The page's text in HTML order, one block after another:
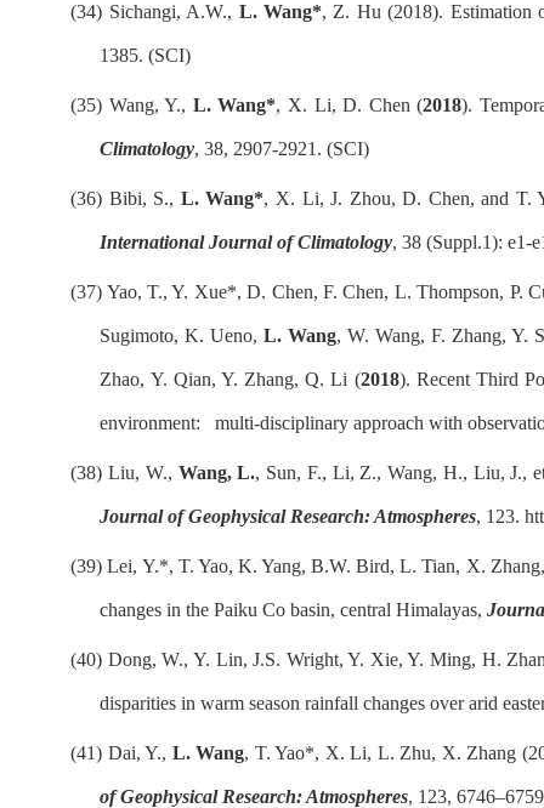
(34) Sichangi, A.W., L. Wang*, Z. Hu (2018). Estimation
1385. (SCI)
(35) Wang, Y., L. Wang*, X. Li, D. Chen (2018).
Climatology, 38, 2907-2921. (SCI)
(36) Bibi, S., L. Wang*, X. Li, J. Zhou, D. Chen, and T.
International Journal of Climatology, 38 (Suppl.1): e1-
(37) Yao, T., Y. Xue*, D. Chen, F. Chen, L. Thompson, P.
Sugimoto, K. Ueno,L. Wang, W. Wang, F. Zhang, Y.
Zhao, Y. Qian, Y. Zhang, Q. Li (2018). Recent Third
environment: multi-disciplinary approach with
(38) Liu, W., Wang, L., Sun, F., Li, Z., Wang, H., Liu, J.,
Journal of Geophysical Research: Atmospheres, 123.
(39) Lei, Y.*, T. Yao, K. Yang, B.W. Bird, L. Tian, X.
changes in the Paiku Co basin, central Himalayas,
(40) Dong, W., Y. Lin, J.S. Wright, Y. Xie, Y. Ming, H.
disparities in warm season rainfall changes over arid
(41) Dai, Y., L. Wang, T. Yao*, X. Li, L. Zhu, X. Zhang
of Geophysical Research: Atmospheres, 123,